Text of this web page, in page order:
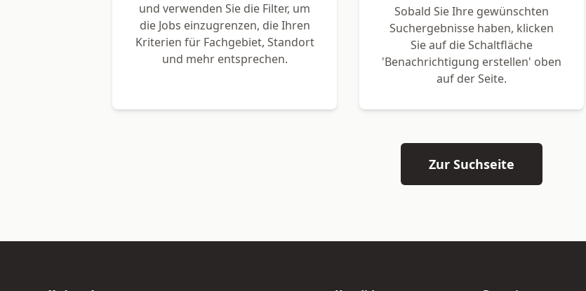
und verwenden Sie die Filter, um
die Jobs einzugrenzen, die Ihren
Kriterien für Fachgebiet, Standort
und mehr entsprechen.
Sobald Sie Ihre gewünschten
Suchergebnisse haben, klicken
Sie auf die Schaltfläche
'Benachrichtigung erstellen' oben
auf der Seite.
Zur Suchseite